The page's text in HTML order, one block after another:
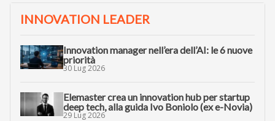
INNOVATION LEADER
Innovation manager nell’era dell’AI: le 6 nuove
priorità
30 Lug 2026
Elemaster crea un innovation hub per startup
deep tech, alla guida Ivo Boniolo (ex e-Novia)
29 Lug 2026